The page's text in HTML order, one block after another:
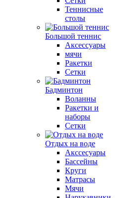
Теннисные
столы
Большой теннис
Аксессуары
мячи
Ракетки
Сетки
Бадминтон
Воланны
Ракетки и
наборы
Сетки
Отдых на воде
Акссесуары
Бассейны
Круги
Матрасы
Мячи